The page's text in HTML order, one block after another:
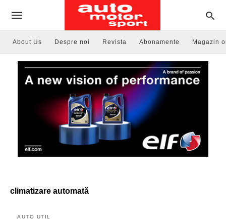
About Us Despre noi Revista Abonamente Magazin
climatizare automată
AUTO UTIL